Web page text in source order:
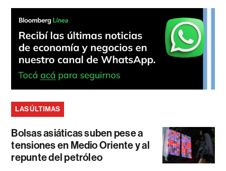
LAS ÚLTIMAS
Bolsas asiáticas suben pese a
tensiones en Medio Oriente y al
repunte del petróleo